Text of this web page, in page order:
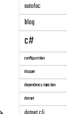
autofac
blog
c#
configuration
dapper
dependency injection
dotnet